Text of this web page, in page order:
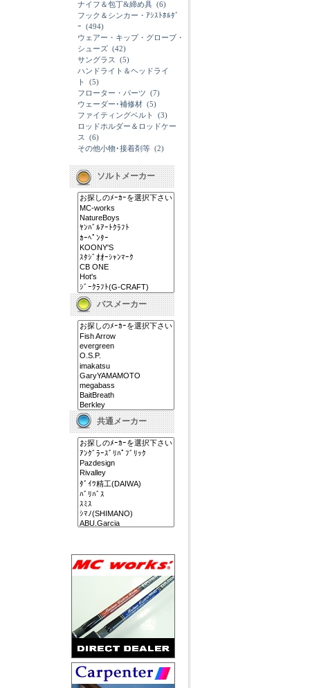
ナイフ＆包丁&締め具 (6)
フック＆シンカー・ｱｼｽﾄﾎﾙﾀﾞ
ｰ (494)
ウェアー・キップ・グローブ・
シューズ (42)
サングラス
(5)
ハンドライト＆ヘッドライ
ト
(5)
フローター・パーツ (7)
ウェーダー･補修材 (5)
ファイティングベルト
(3)
ロッドホルダー＆ロッドケー
ス
(6)
その他小物･接着剤等 (2)
ソルトメーカー
バスメーカー
共通メーカー